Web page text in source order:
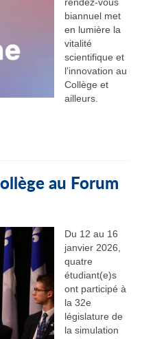
biannuel met
en lumière la
vitalité
scientifique et
l’innovation au
Collège et
ailleurs.
au Forum
Du 12 au 16
janvier 2026,
quatre
étudiant(e)s
ont participé à
la 32e
législature de
la simulation